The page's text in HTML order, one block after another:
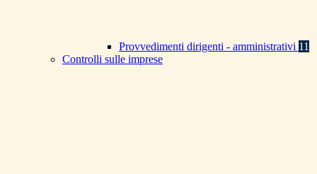
Provvedimenti dirigenti - amministrativi 11
Controlli sulle imprese